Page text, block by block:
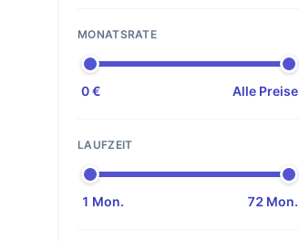
MONATSRATE
0 € Alle Preise
LAUFZEIT
1 Mon. 72 Mon.